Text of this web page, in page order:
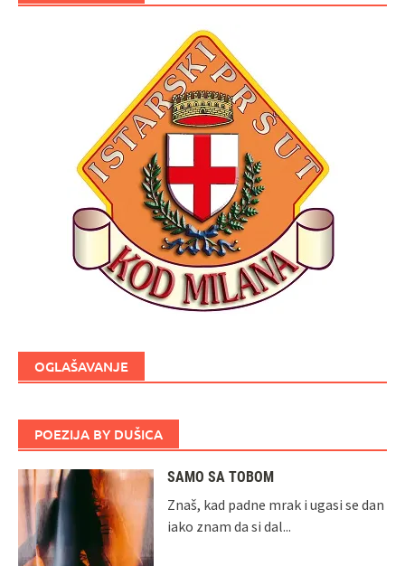
OGLAŠAVANJE
POEZIJA BY DUŠICA
SAMO SA TOBOM
Znaš, kad padne mrak i ugasi se dan
iako znam da si dal...